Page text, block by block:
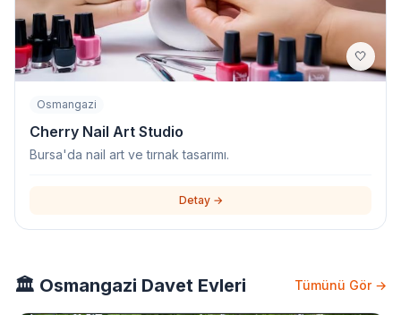
🤍
Osmangazi
Cherry Nail Art Studio
Bursa'da nail art ve tırnak tasarımı.
Detay →
🏛️ Osmangazi Davet Evleri Tümünü Gör →